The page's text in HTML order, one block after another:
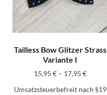
Tailless Bow Glitzer Strass
Variante I
15,95 €– 17,95 €
Umsatzsteuerbefreit nach §19